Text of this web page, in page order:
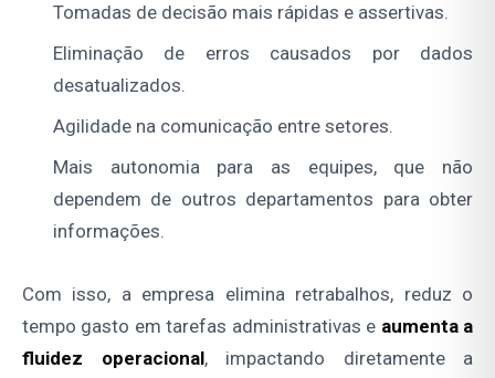
Tomadas de decisão mais rápidas e assertivas.
Eliminação de erros causados por dados
desatualizados.
Agilidade na comunicação entre setores.
Mais autonomia para as equipes, que não
dependem de outros departamentos para obter
informações.
Com isso, a empresa elimina retrabalhos, reduz o
tempo gasto em tarefas administrativas e aumenta a
fluidez operacional, impactando diretamente a